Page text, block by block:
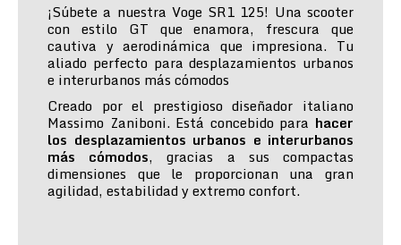
¡Súbete a nuestra Voge SR1 125! Una scooter
con estilo GT que enamora, frescura que
cautiva y aerodinámica que impresiona. Tu
aliado perfecto para desplazamientos urbanos
e interurbanos más cómodos
Creado por el prestigioso diseñador italiano
Massimo Zaniboni. Está concebido para hacer
los desplazamientos urbanos e interurbanos
más cómodos, gracias a sus compactas
dimensiones que le proporcionan una gran
agilidad, estabilidad y extremo confort.